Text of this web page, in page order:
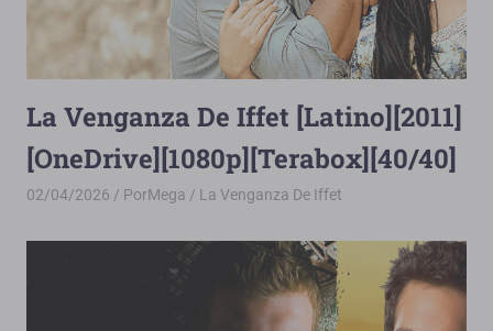
La Venganza De Iffet [Latino][2011]
[OneDrive][1080p][Terabox][40/40]
02/04/2026 PorMega La Venganza De Iffet